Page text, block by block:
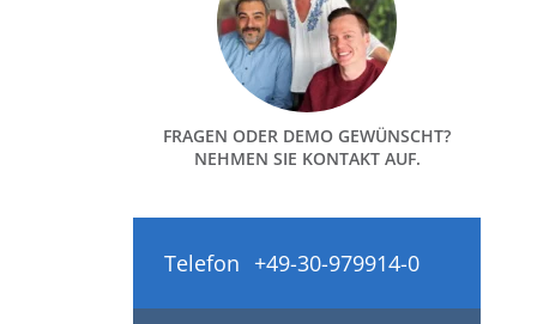
FRAGEN ODER DEMO GEWÜNSCHT?
NEHMEN SIE KONTAKT AUF.
Telefon +49-30-979914-0